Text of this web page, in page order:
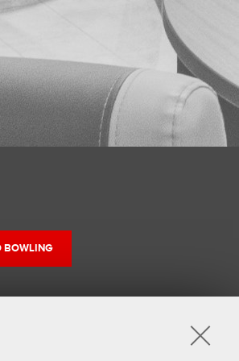
BOWLING